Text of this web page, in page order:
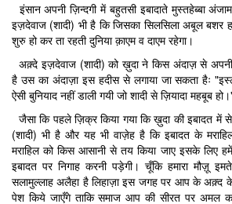
इंसान अपनी ज़िन्दगी में बहुतसी इबादाते मुस्तहेब्बा
इज़देवाज (शादी) भी है कि जिसका सिलसिला अबूल
शुरु हो कर ता रहती दुनिया क़ाएम व दाएम रहेगा।
अक़्दे इज़देवाज (शादी) को ख़ुदा ने किस अंदाज़ से अपनी
है उस का अंदाज़ा इस हदीस से लगाया जा सकता हैः
ऐसी बुनियाद नहीं डाली गयी जो शादी से ज़ियादा महबूब
जैसा कि पहले ज़िक्र किया गया कि ख़ुदा की इबादत में
(शादी) भी है और यह भी वाज़ेह है कि इबादत के
मराहिल को किस आसानी से तय किया जाए इसके लिए
इबादत पर निगाह करनी पड़ेगी। चूँकि हमारा मौज़ू
सलामुल्लाह अलैहा है लिहाज़ा इस जगह पर आप के अक़्द के
पेश किये जाएँगे ताकि समाज आप की सीरत पर अमल